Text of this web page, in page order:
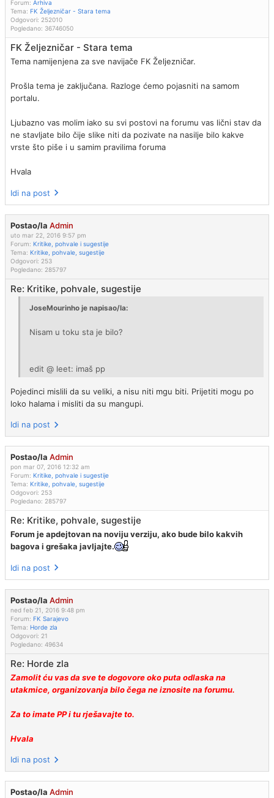
Forum: Arhiva
Tema: FK Željezničar - Stara tema
Odgovori: 252010
Pogledano: 36746050
FK Željezničar - Stara tema
Tema namijenjena za sve navijače FK Željezničar.
Prošla tema je zaključana. Razloge ćemo pojasniti na samom
portalu.
Ljubazno vas molim iako su svi postovi na forumu vas lični stav da
ne stavljate bilo čije slike niti da pozivate na nasilje bilo kakve
vrste što piše i u samim pravilima foruma
Hvala
Idi na post
Postao/la Admin
uto mar 22, 2016 9:57 pm
Forum: Kritike, pohvale i sugestije
Tema: Kritike, pohvale, sugestije
Odgovori: 253
Pogledano: 285797
Re: Kritike, pohvale, sugestije
JoseMourinho je napisao/la:
Nisam u toku sta je bilo?
edit @ leet: imaš pp
Pojedinci mislili da su veliki, a nisu niti mgu biti. Prijetiti mogu po
loko halama i misliti da su mangupi.
Idi na post
Postao/la Admin
pon mar 07, 2016 12:32 am
Forum: Kritike, pohvale i sugestije
Tema: Kritike, pohvale, sugestije
Odgovori: 253
Pogledano: 285797
Re: Kritike, pohvale, sugestije
Forum je apdejtovan na noviju verziju, ako bude bilo kakvih
bagova i grešaka javljajte.
Idi na post
Postao/la Admin
ned feb 21, 2016 9:48 pm
Forum: FK Sarajevo
Tema: Horde zla
Odgovori: 21
Pogledano: 49634
Re: Horde zla
Zamolit ću vas da sve te dogovore oko puta odlaska na
utakmice, organizovanja bilo čega ne iznosite na forumu.
Za to imate PP i tu rješavajte to.
Hvala
Idi na post
Postao/la Admin